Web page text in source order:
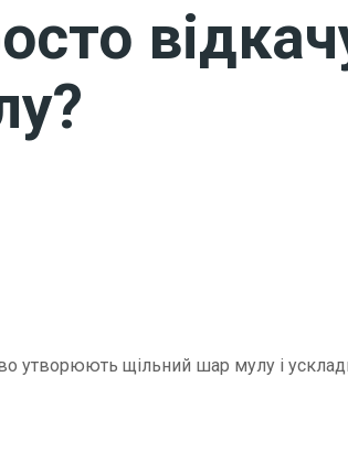
утворюють щільний шар мулу і